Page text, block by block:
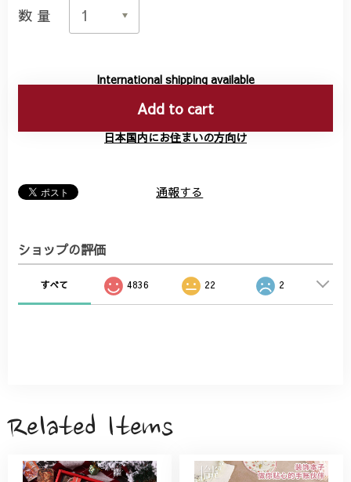
数量
International shipping available
Add to cart
日本国内にお住まいの方向け
通報する
ショップの評価
すべて 4836 22 2
Related Items